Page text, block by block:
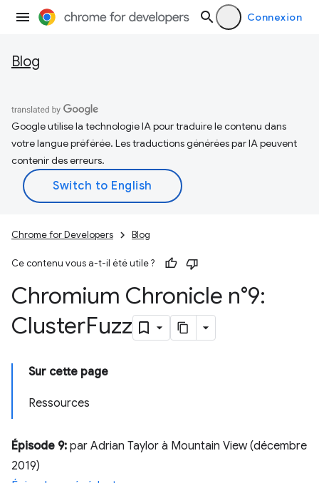
Connexion
Blog
Google utilise la technologie IA pour traduire le contenu dans
votre langue préférée. Les traductions générées par IA peuvent
contenir des erreurs.
Chrome for Developers Blog
Ce contenu vous a-t-il été utile ?
Chromium Chronicle n°9:
ClusterFuzz
Sur cette page
Ressources
Épisode 9: par Adrian Taylor à Mountain View (décembre
2019)